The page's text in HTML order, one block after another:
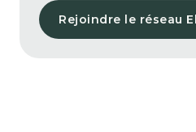
Rejoindre le réseau